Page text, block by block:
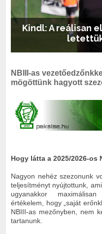
Kindl: A reálisan
NBIII-as
mögöttünk hagyott
Hogy látta a 2025/2026-
Nagyon nehéz szezonunk
teljesítményt nyújtottunk,
ugyanakkor
értékelem, hogy „saját
NBIII-as mezőnyben, nem
tartanunk.